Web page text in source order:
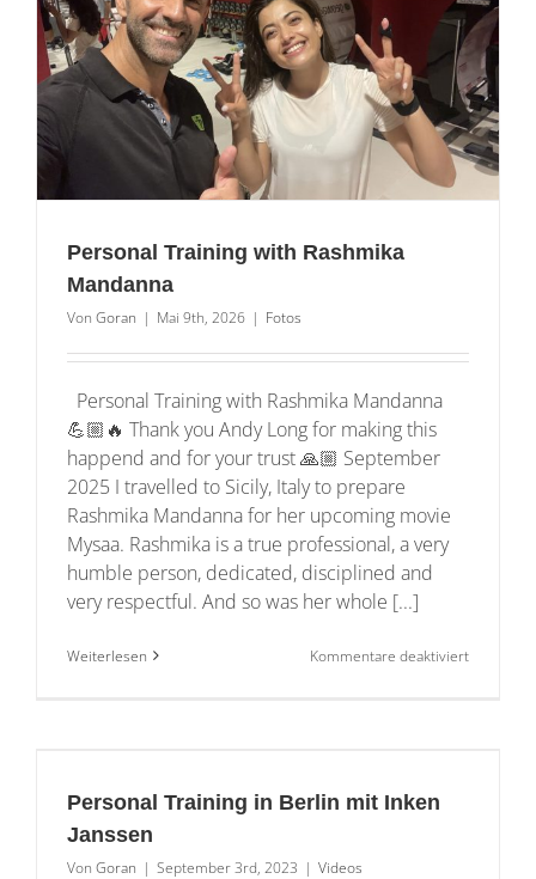
Personal Training with Rashmika
Mandanna
Von Goran | Mai 9th, 2026 | Fotos
Personal Training with Rashmika Mandanna
💪🏼🔥 Thank you Andy Long for making this
happend and for your trust 🙏🏼 September
2025 I travelled to Sicily, Italy to prepare
Rashmika Mandanna for her upcoming movie
Mysaa. Rashmika is a true professional, a very
humble person, dedicated, disciplined and
very respectful. And so was her whole [...]
Weiterlesen Kommentare deaktiviertfür
Personal Training in Berlin mit Inken
Janssen
Von Goran | September 3rd, 2023 | Videos